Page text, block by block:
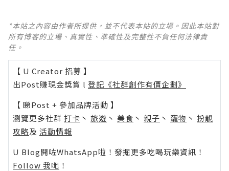
*本站之內容由作者所提供，並不代表本站的立場。因此本站對
所有博客的立場、真實性、準確性及完整性不負任何法律責
任。
【 U Creator 招募 】
出Post賺現金獎賞 l 登記《社群創作有價企劃》
【 睇Post + 參加品牌活動 】
瀏覽更多社群 打卡 丶 旅遊 丶 美食 丶 親子 丶 寵物 丶 扮靚
攻略及 活動情報
U Blog開咗WhatsApp啦！發掘更多吃喝玩樂資訊！
Follow 我哋 ！